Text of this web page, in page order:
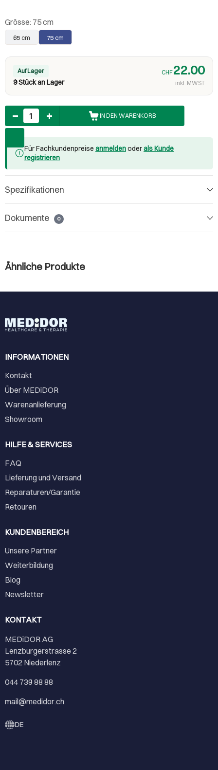
Grösse: 75 cm
65 cm 75 cm
Auf Lager
9 Stück an Lager
CHF22.00
inkl. MWST
Anzahl
IN DEN WARENKORB
Für Fachkundenpreise anmeldenoderals Kunde
registrieren
Spezifikationen
Dokumente 0
Ähnliche Produkte
INFORMATIONEN
Kontakt
Über MEDiDOR
Warenanlieferung
Showroom
HILFE & SERVICES
FAQ
Lieferung und Versand
Reparaturen/Garantie
Retouren
KUNDENBEREICH
Unsere Partner
Weiterbildung
Blog
Newsletter
KONTAKT
MEDiDOR AG
Lenzburgerstrasse 2
5702 Niederlenz
044 739 88 88
mail@medidor.ch
DE